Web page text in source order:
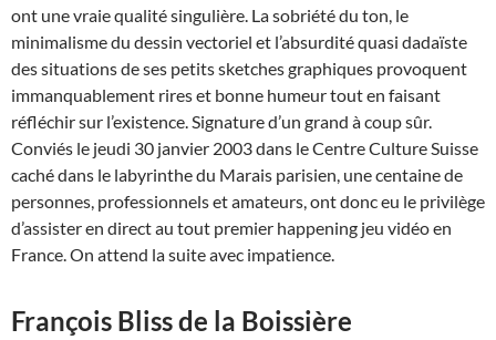
ont une vraie qualité singulière. La sobriété du ton, le
minimalisme du dessin vectoriel et l’absurdité quasi dadaïste
des situations de ses petits sketches graphiques provoquent
immanquablement rires et bonne humeur tout en faisant
réfléchir sur l’existence. Signature d’un grand à coup sûr.
Conviés le jeudi 30 janvier 2003 dans le Centre Culture Suisse
caché dans le labyrinthe du Marais parisien, une centaine de
personnes, professionnels et amateurs, ont donc eu le privilège
d’assister en direct au tout premier happening jeu vidéo en
France. On attend la suite avec impatience.
François Bliss de la Boissière